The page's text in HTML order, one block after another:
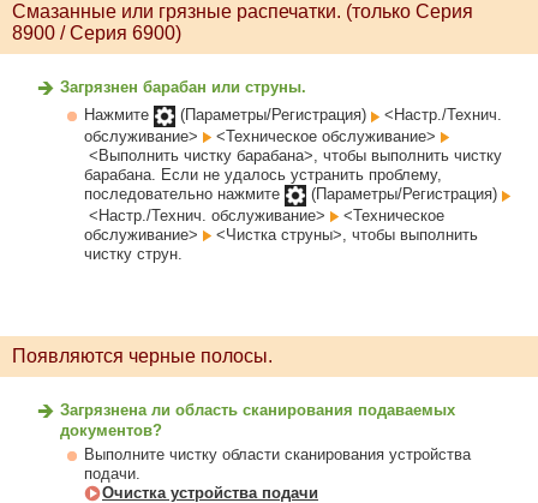
Смазанные или грязные распечатки. (только Серия
8900 / Серия 6900)
Загрязнен барабан или струны.
Нажмите
(Параметры/Регистрация)
<Настр./Технич.
обслуживание>
<Техническое обслуживание>
<Выполнить чистку барабана>, чтобы выполнить чистку
барабана. Если не удалось устранить проблему,
последовательно нажмите
(Параметры/Регистрация)
<Настр./Технич. обслуживание>
<Техническое
обслуживание>
<Чистка струны>, чтобы выполнить
чистку струн.
Появляются черные полосы.
Загрязнена ли область сканирования подаваемых
документов?
Выполните чистку области сканирования устройства
подачи.
Очистка устройства подачи